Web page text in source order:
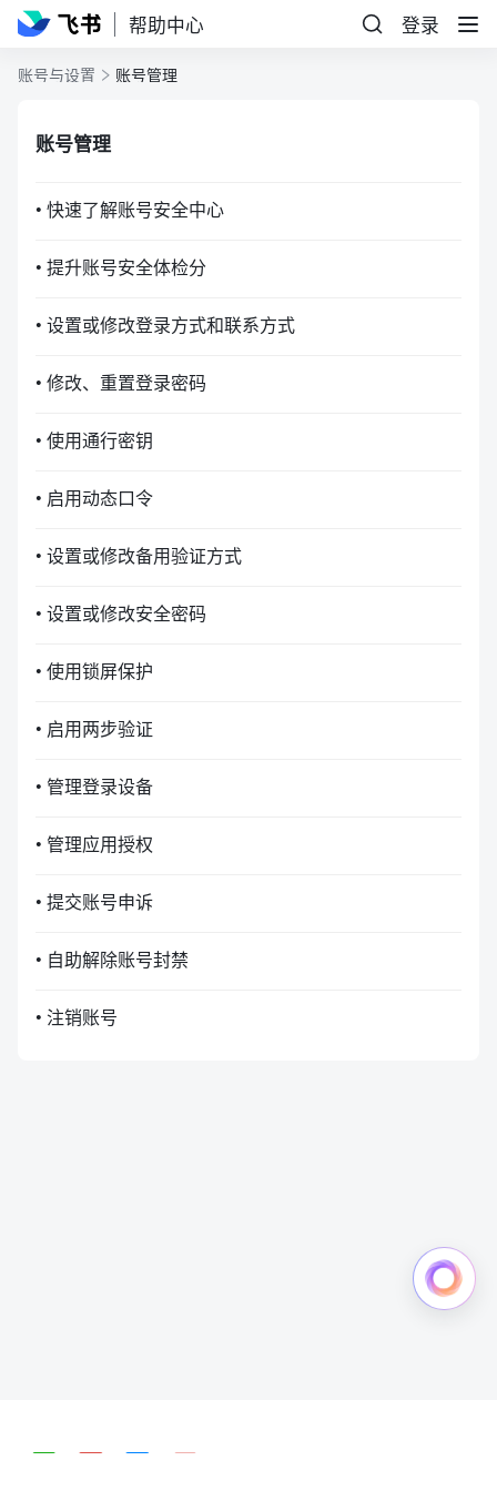
帮助中心 登录
账号与设置 账号管理
账号管理
• 快速了解账号安全中心
• 提升账号安全体检分
• 设置或修改登录方式和联系方式
• 修改、重置登录密码
• 使用通行密钥
• 启用动态口令
• 设置或修改备用验证方式
• 设置或修改安全密码
• 使用锁屏保护
• 启用两步验证
• 管理登录设备
• 管理应用授权
• 提交账号申诉
• 自助解除账号封禁
• 注销账号